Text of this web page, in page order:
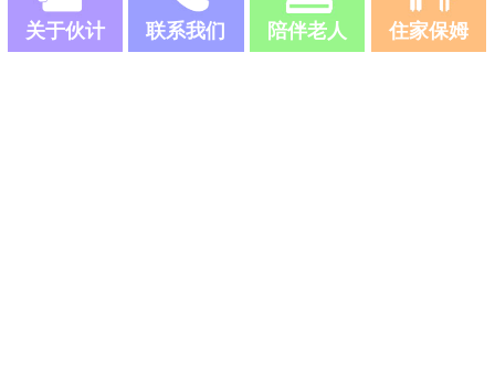
关于伙计 联系我们 陪伴老人 住家保姆